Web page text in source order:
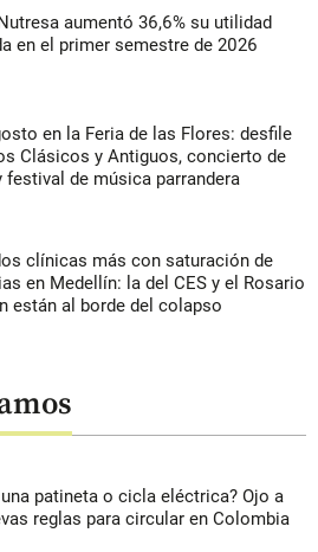
aumentó 36,6% su utilidad
en el primer semestre de 2026
en la Feria de las Flores: desfile
Clásicos y Antiguos, concierto de
festival de música parrandera
clínicas más con saturación de
en Medellín: la del CES y el Rosario
están al borde del colapso
patineta o cicla eléctrica? Ojo a
reglas para circular en Colombia